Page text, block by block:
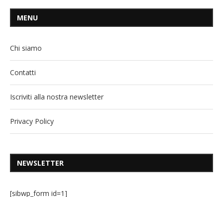
MENU
Chi siamo
Contatti
Iscriviti alla nostra newsletter
Privacy Policy
NEWSLETTER
[sibwp_form id=1]